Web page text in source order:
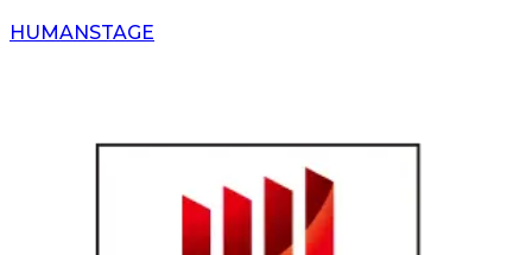
HUMANSTAGE